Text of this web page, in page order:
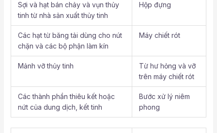
Sợi và hạt bán chảy và vụn thủy
tinh từ nhà sản xuất thủy tinh
Hộp đựng
Các hạt từ băng tải dùng cho nút
chặn và các bộ phận làm kín
Máy chiết rót
Mảnh vỡ thủy tinh
Từ hư hỏng và vỡ
trên máy chiết rót
Các thành phần thiêu kết hoặc
nứt của dung dịch, kết tinh
Bước xử lý niêm
phong